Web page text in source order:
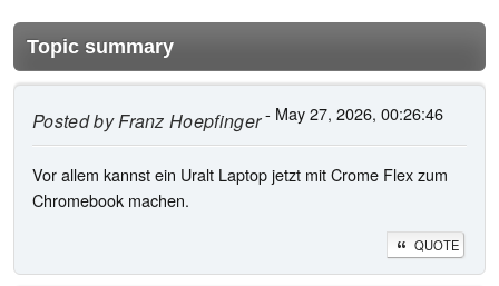
Topic summary
Posted byFranz Hoepfinger- May 27, 2026, 00:26:46
Vor allem kannst ein Uralt Laptop jetzt mit Crome Flex zum
Chromebook machen.
QUOTE